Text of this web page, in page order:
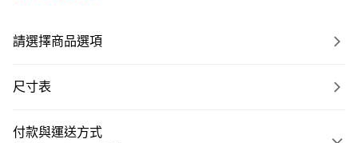
請選擇商品選項
尺寸表
付款與運送方式